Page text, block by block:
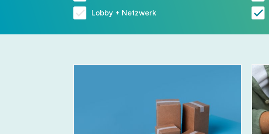
Lobby + Netzwerk